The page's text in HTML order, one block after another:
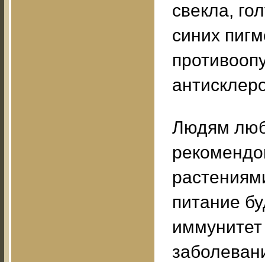
свекла,
синих
Людям
питание